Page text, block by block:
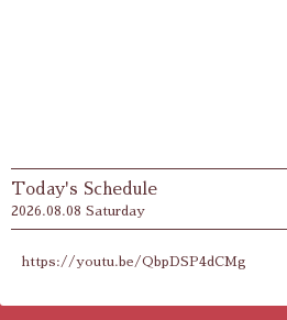
Today's Schedule
2026.08.08 Saturday
https://youtu.be/QbpDSP4dCMg